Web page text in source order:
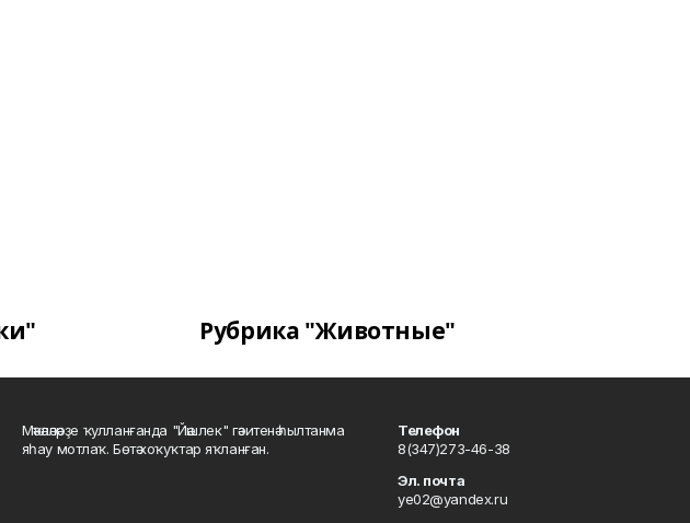
Рубрика "Животные"
Мәҡәләләрҙе ҡулланғанда "Йәшлек" гәзитенә һылтанма
яһау мотлаҡ. Бөтә хоҡуҡтар яҡланған.
Телефон
8(347)273-46-38
Эл. почта
ye02@yandex.ru